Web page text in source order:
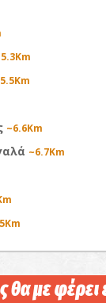
~6.6Km
~6.7Km
θα με